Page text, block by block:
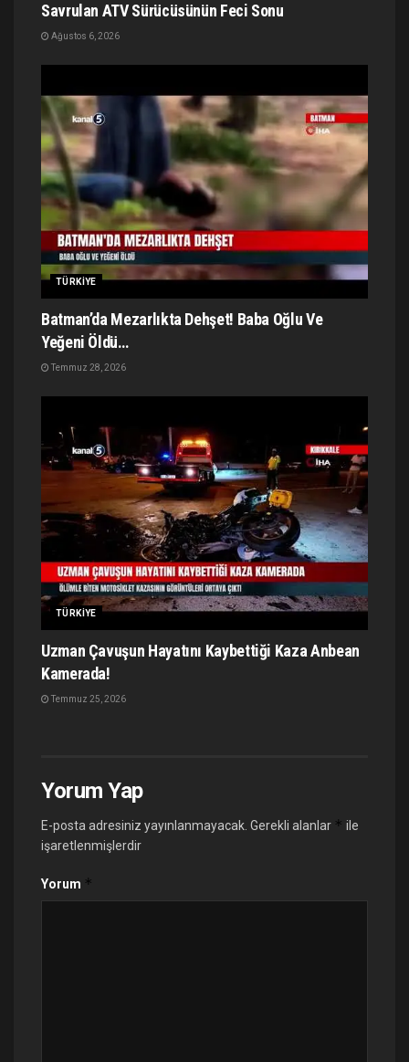
Savrulan ATV Sürücüsünün Feci Sonu
Ağustos 6, 2026
TÜRKIYE
Batman’da Mezarlıkta Dehşet! Baba Oğlu Ve
Yeğeni Öldü…
Temmuz 28, 2026
TÜRKIYE
Uzman Çavuşun Hayatını Kaybettiği Kaza Anbean
Kamerada!
Temmuz 25, 2026
Yorum Yap
E-posta adresiniz yayınlanmayacak. Gerekli alanlar * ile
işaretlenmişlerdir
Yorum *